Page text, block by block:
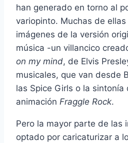
han generado en torno al
variopinto. Muchas de
imágenes de la versión
música -un villancico
on my mind, de Elvis
musicales, que van desde
las Spice Girls o la sintonía
animación Fraggle Rock.
Pero la mayor parte de las
optado por caricaturizar a